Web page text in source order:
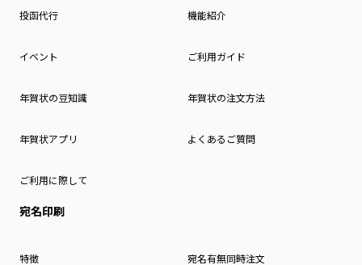
投函代行 機能紹介
イベント ご利用ガイド
年賀状の豆知識 年賀状の注文方法
年賀状アプリ よくあるご質問
ご利用に際して
宛名印刷
特徴 宛名有無同時注文